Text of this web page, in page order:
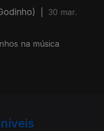
30 mar.
na música